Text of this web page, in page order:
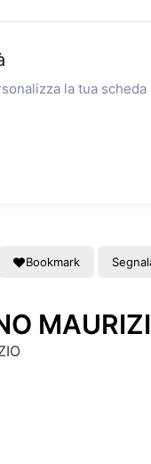
la tua scheda
Bookmark